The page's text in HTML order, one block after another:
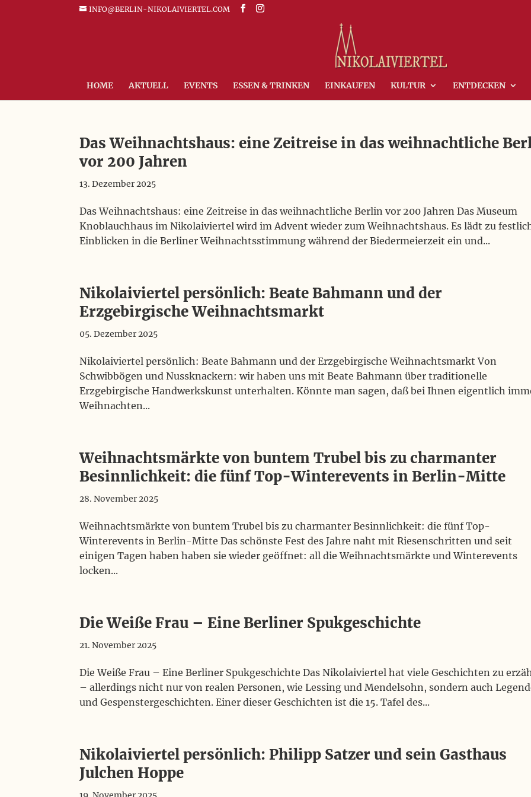
INFO@BERLIN-NIKOLAIVIERTEL.COM
HOME AKTUELL EVENTS ESSEN & TRINKEN EINKAUFEN KULTUR ENTDECKEN
Das Weihnachtshaus: eine Zeitreise in das weihnachtliche
vor 200 Jahren
13. Dezember 2025
Das Weihnachtshaus: eine Zeitreise in das weihnachtliche Berlin vor 200 Jahren Das Museum
Knoblauchhaus im Nikolaiviertel wird im Advent wieder zum Weihnachtshaus. Es lädt zu
Einblicken in die Berliner Weihnachtsstimmung während der Biedermeierzeit ein und...
Nikolaiviertel persönlich: Beate Bahmann und der
Erzgebirgische Weihnachtsmarkt
05. Dezember 2025
Nikolaiviertel persönlich: Beate Bahmann und der Erzgebirgische Weihnachtsmarkt Von
Schwibbögen und Nussknackern: wir haben uns mit Beate Bahmann über traditionelle
Erzgebirgische Handwerkskunst unterhalten. Könnte man sagen, daß bei Ihnen eigentlich
Weihnachten...
Weihnachtsmärkte von buntem Trubel bis zu charmanter
Besinnlichkeit: die fünf Top-Winterevents in Berlin-Mitte
28. November 2025
Weihnachtsmärkte von buntem Trubel bis zu charmanter Besinnlichkeit: die fünf Top-
Winterevents in Berlin-Mitte Das schönste Fest des Jahre naht mit Riesenschritten und seit
einigen Tagen haben haben sie wieder geöffnet: all die Weihnachtsmärkte und Winterevents
locken...
Die Weiße Frau – Eine Berliner Spukgeschichte
21. November 2025
Die Weiße Frau – Eine Berliner Spukgeschichte Das Nikolaiviertel hat viele Geschichten zu
– allerdings nicht nur von realen Personen, wie Lessing und Mendelsohn, sondern auch
und Gespenstergeschichten. Einer dieser Geschichten ist die 15. Tafel des...
Nikolaiviertel persönlich: Philipp Satzer und sein Gasthaus
Julchen Hoppe